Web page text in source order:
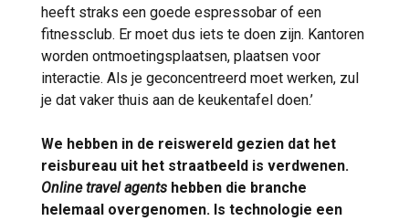
heeft straks een goede espressobar of een
fitnessclub. Er moet dus iets te doen zijn. Kantoren
worden ontmoetingsplaatsen, plaatsen voor
interactie. Als je geconcentreerd moet werken, zul
je dat vaker thuis aan de keukentafel doen.’
We hebben in de reiswereld gezien dat het
reisbureau uit het straatbeeld is verdwenen.
Online travel agents hebben die branche
helemaal overgenomen. Is technologie een